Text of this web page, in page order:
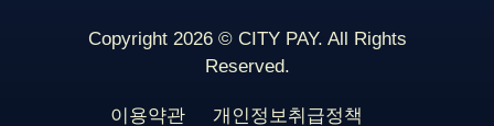
Copyright 2026 © CITY PAY. All Rights
Reserved.
이용약관 개인정보취급정책